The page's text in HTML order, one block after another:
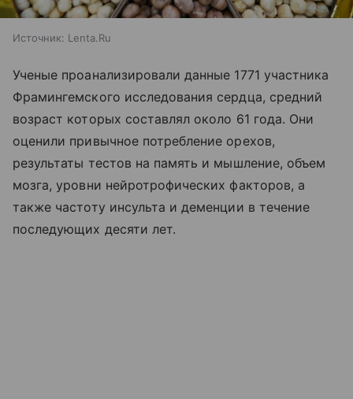
Источник: Lenta.Ru
Ученые проанализировали данные 1771 участника
Фрамингемского исследования сердца, средний
возраст которых составлял около 61 года. Они
оценили привычное потребление орехов,
результаты тестов на память и мышление, объем
мозга, уровни нейротрофических факторов, а
также частоту инсульта и деменции в течение
последующих десяти лет.